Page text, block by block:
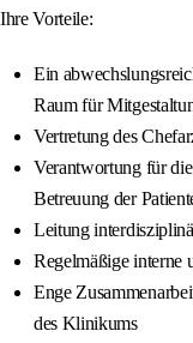
Ihre Vorteile:
Ein
Raum für
Vertretung des
Verantwortung für
Betreuung der
Leitung
Regelmäßige interne
Enge
des Klinikums